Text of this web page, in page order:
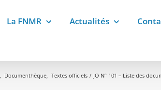
La FNMR Actualités
Documenthèque Textes officiels JO N° 101 – Liste des